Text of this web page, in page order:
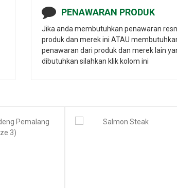
PENAWARAN PRODUK
Jika anda membutuhkan penawaran
produk dan merek ini ATAU
penawaran dari produk dan merek lain
dibutuhkan silahkan klik kolom ini